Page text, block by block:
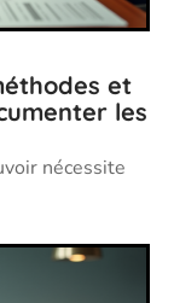
et
les
nécessite